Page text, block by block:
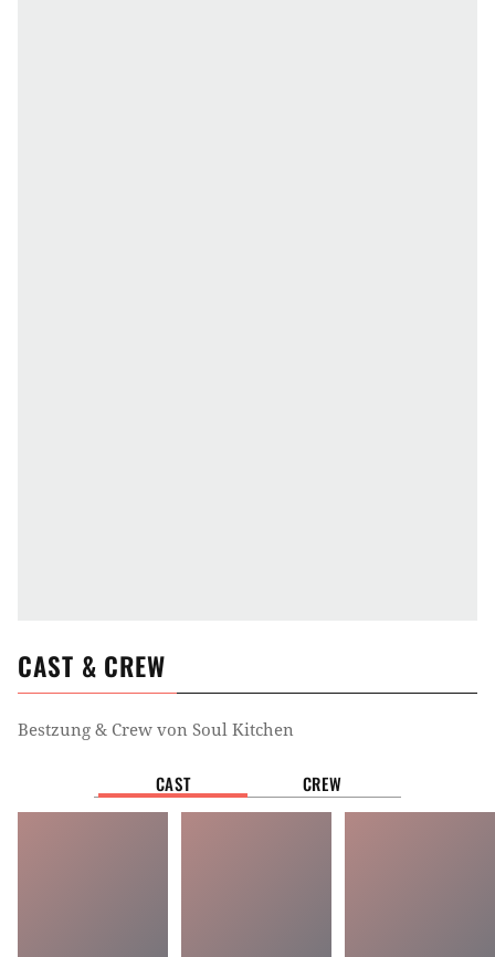
CAST & CREW
Bestzung & Crew von Soul Kitchen
CAST CREW